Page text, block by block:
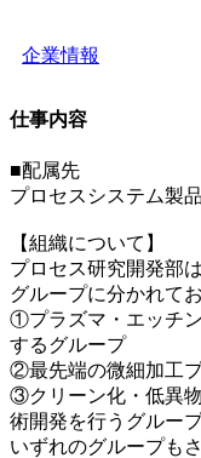
企業情報
仕事内容
■配属先
プロセスシステム製
【組織について】
プロセス研究開発部
グループに分かれて
①プラズマ・エッチ
するグループ
②最先端の微細加工
③クリーン化・低異
術開発を行うグルー
いずれのグループも